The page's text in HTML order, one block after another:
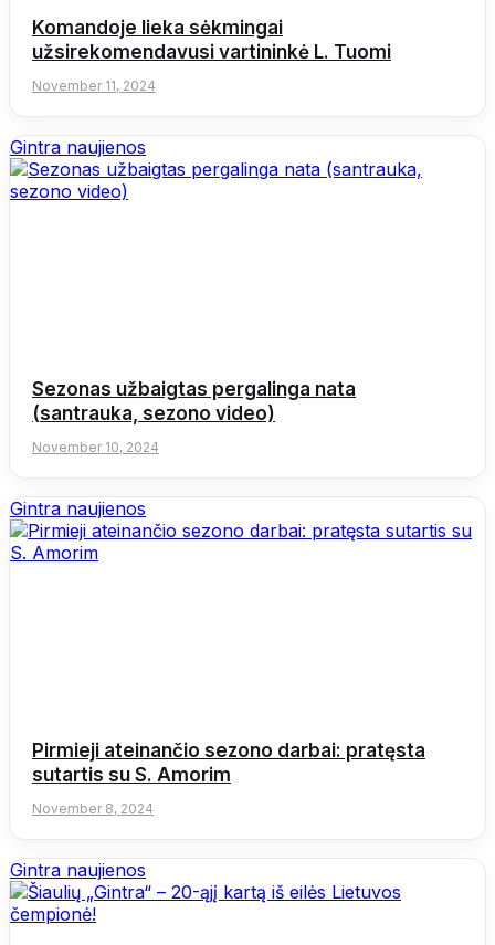
Komandoje lieka sėkmingai
užsirekomendavusi vartininkė L. Tuomi
November 11, 2024
Gintra naujienos
Sezonas užbaigtas pergalinga nata
(santrauka, sezono video)
November 10, 2024
Gintra naujienos
Pirmieji ateinančio sezono darbai: pratęsta
sutartis su S. Amorim
November 8, 2024
Gintra naujienos